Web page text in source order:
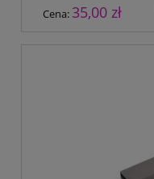
Cena: 35,00 zł